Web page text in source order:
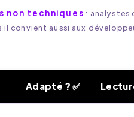
non techniques : analystes
convient aussi aux
? (2025)
Adapté ? ✅